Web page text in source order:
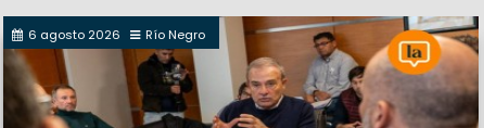
6 agosto 2026 Río Negro